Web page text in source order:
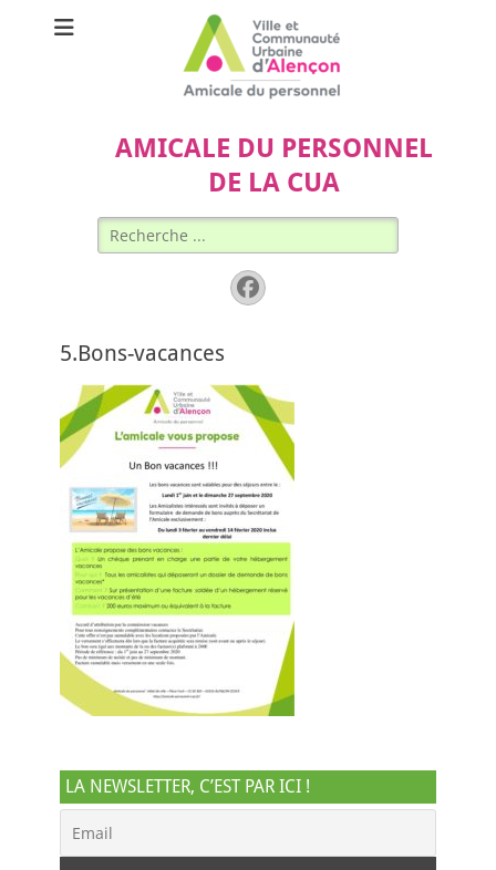
AMICALE DU PERSONNEL
DE LA CUA
Rechercher :
Facebook
5.Bons-vacances
LA NEWSLETTER, C’EST PAR ICI !